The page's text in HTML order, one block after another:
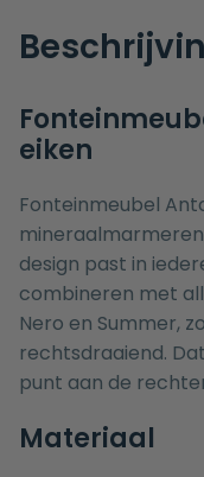
eiken
Fonteinmeubel
design past in
combineren met
Nero en Summer,
rechtsdraaiend.
punt aan de
Materiaal